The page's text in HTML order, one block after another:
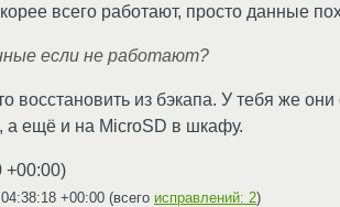
всего работают, просто данные
если не работают?
из бэкапа. У тебя же
а ещё и на MicroSD в шкафу.
+00:00)
+00:00 (всего исправлений: 2)